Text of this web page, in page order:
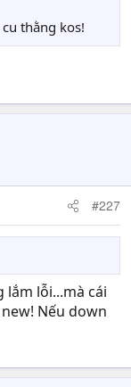
cu thằng kos!
#227
lắm lỗi...mà cái
Nếu down